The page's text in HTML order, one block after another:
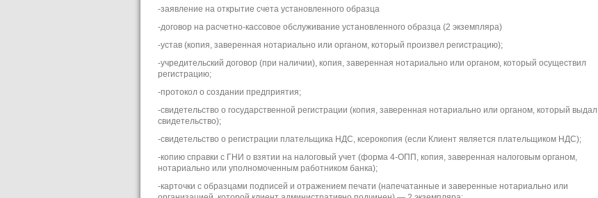
-заявление на открытие счета установленного образца
-договор на расчетно-кассовое обслуживание установленного образца (2 экземпляра)
-устав (копия, заверенная нотариально или органом, который произвел регистрацию);
-учредительский договор (при наличии), копия, заверенная нотариально или органом, который осуществил
регистрацию;
-протокол о создании предприятия;
-свидетельство о государственной регистрации (копия, заверенная нотариально или органом, который выдал
свидетельство);
-свидетельство о регистрации плательщика НДС, ксерокопия (если Клиент является плательщиком НДС);
-копию справки с ГНИ о взятии на налоговый учет (форма 4-ОПП, копия, заверенная налоговым органом,
нотариально или уполномоченным работником банка);
-карточки с образцами подписей и отражением печати (напечатанные и заверенные нотариально или